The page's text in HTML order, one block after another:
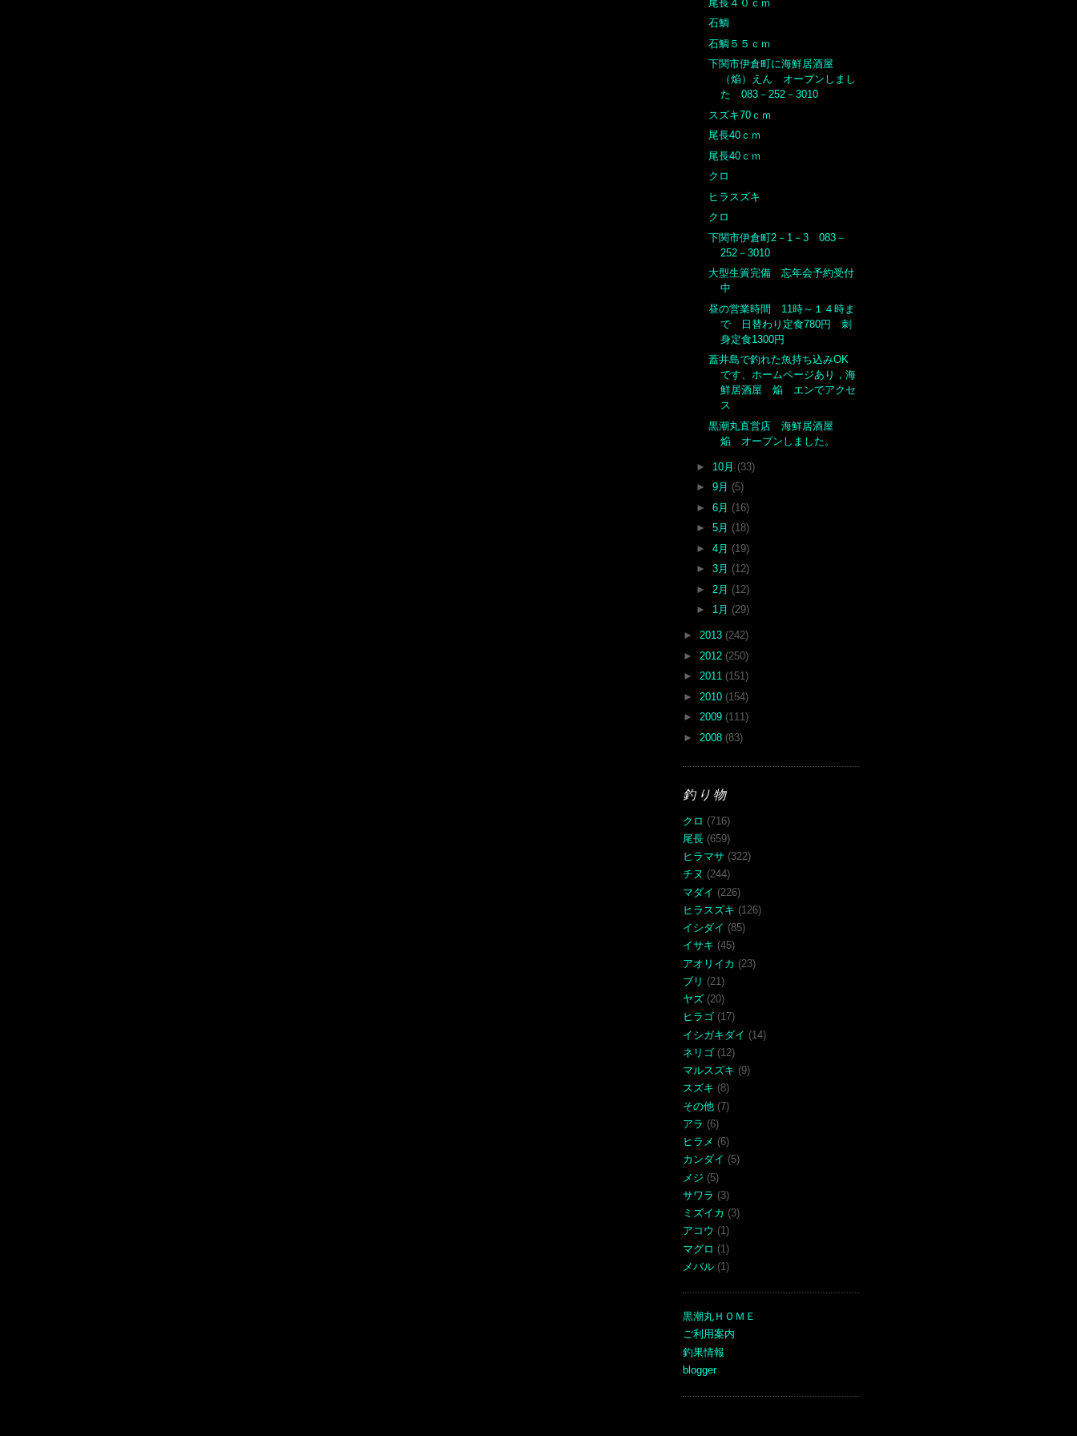
尾長４０ｃｍ
石鯛
石鯛５５ｃｍ
下関市伊倉町に海鮮居酒屋
（焔）えん オープンしまし
た 083－252－3010
スズキ70ｃｍ
尾長40ｃｍ
尾長40ｃｍ
クロ
ヒラスズキ
クロ
下関市伊倉町2－1－3 083－
252－3010
大型生簀完備 忘年会予約受付
中
昼の営業時間 11時～１４時ま
で 日替わり定食780円 刺
身定食1300円
蓋井島で釣れた魚持ち込みOK
です、ホームページあり，海
鮮居酒屋 焔 エンでアクセ
ス
黒潮丸直営店 海鮮居酒屋
焔 オープンしました。
► 10月 (33)
► 9月 (5)
► 6月 (16)
► 5月 (18)
► 4月 (19)
► 3月 (12)
► 2月 (12)
► 1月 (29)
► 2013 (242)
► 2012 (250)
► 2011 (151)
► 2010 (154)
► 2009 (111)
► 2008 (83)
釣り物
クロ (716)
尾長 (659)
ヒラマサ (322)
チヌ (244)
マダイ (226)
ヒラスズキ (126)
イシダイ (85)
イサキ (45)
アオリイカ (23)
ブリ (21)
ヤズ (20)
ヒラゴ (17)
イシガキダイ (14)
ネリゴ (12)
マルスズキ (9)
スズキ (8)
その他 (7)
アラ (6)
ヒラメ (6)
カンダイ (5)
メジ (5)
サワラ (3)
ミズイカ (3)
アコウ (1)
マグロ (1)
メバル (1)
黒潮丸ＨＯＭＥ
ご利用案内
釣果情報
blogger